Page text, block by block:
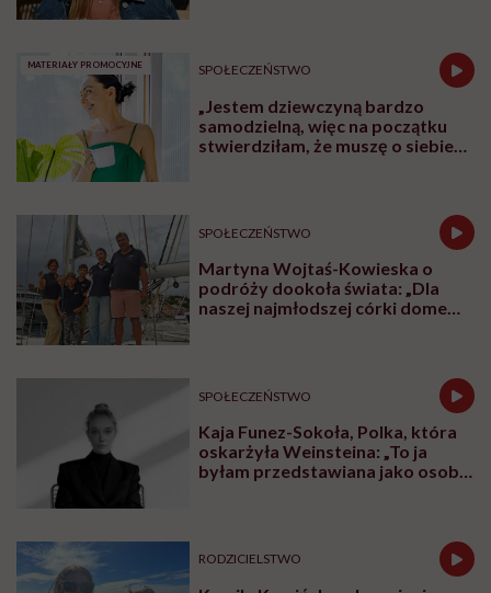
W rozmowie z Karoliną Wierzbińską Katarzyna
Rodziewicz, prezeska Fundacji Dom Ronalda
McDonalda Polska opowiada o tym, dlaczego dzieci,
przy których są rodzice, zdrowieją szybciej i lepiej
szpitalach, o potrzebie bliskości, komunikacji i o tym,
dlaczego rodzic nie może czuć się tam jak intruz.
Posłuchajpodcastu
Posłuchaj nas również na:
YouTube Spotify
To również rozmowa o bardzo konkretnych
rozwiązaniach, które zmieniają polskie szpitale: